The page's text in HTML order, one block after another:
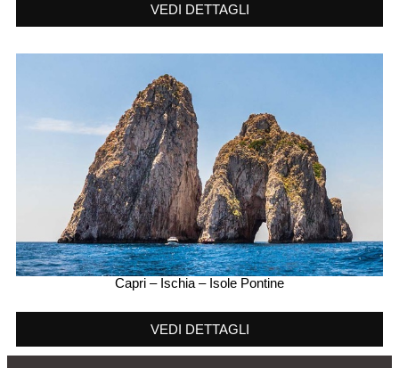
VEDI DETTAGLI
Capri – Ischia – Isole Pontine
VEDI DETTAGLI